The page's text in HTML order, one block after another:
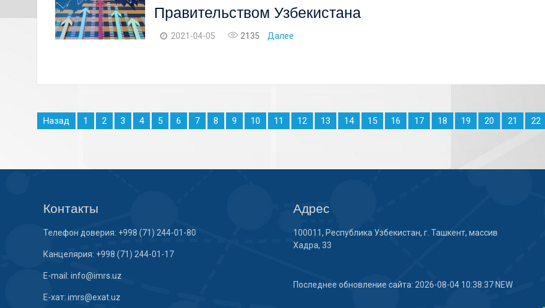
Правительством Узбекистана
2021-04-05 2135 Далее
Назад 1 2 3 4 5 6 7 8 9 10 11 12 13 14 15 16 17 18 19 20 21 22
Контакты
Телефон доверия: +998 (71) 244-01-80
Канцелярия: +998 (71) 244-01-17
E-mail: info@imrs.uz
E-хат: imrs@exat.uz
Адрес
100011, Республика Узбекистан, г. Ташкент, массив
Хадра, 33
Последнее обновление сайта: 2026-08-04 10:38:37 NEW